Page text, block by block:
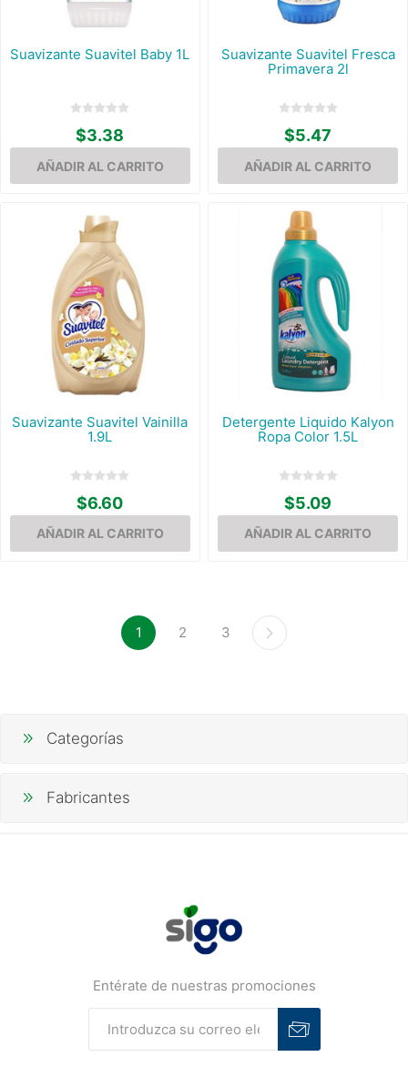
Suavizante Suavitel Baby 1L
$3.38
Suavizante Suavitel Fresca
Primavera 2l
$5.47
Suavizante Suavitel Vainilla
1.9L
$6.60
Detergente Liquido Kalyon
Ropa Color 1.5L
$5.09
1 2 3
Categorías
Fabricantes
Entérate de nuestras promociones